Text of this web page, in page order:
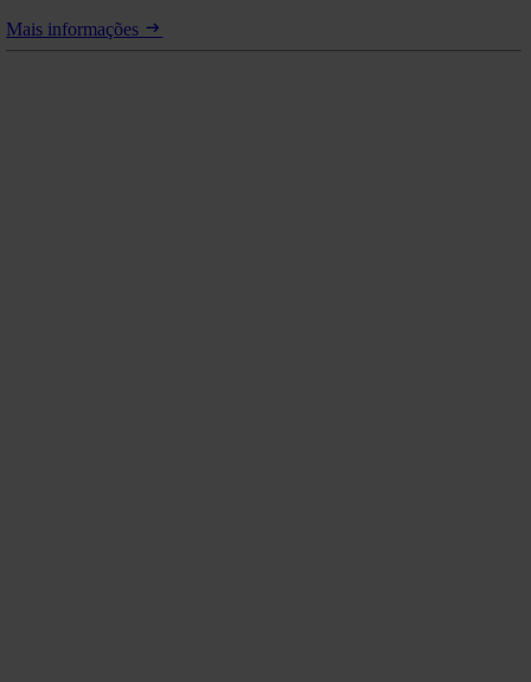
Mais informações